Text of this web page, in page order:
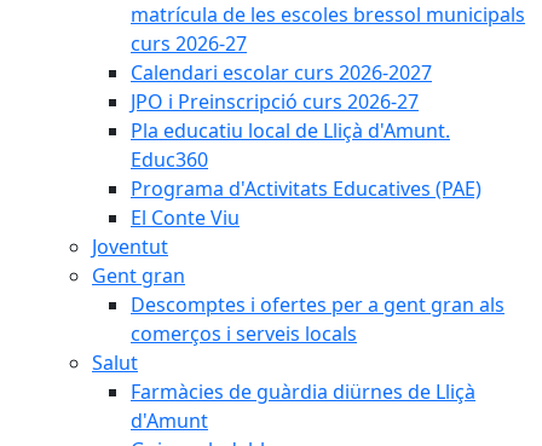
matrícula de les escoles bressol municipals
curs 2026-27
Calendari escolar curs 2026-2027
JPO i Preinscripció curs 2026-27
Pla educatiu local de Lliçà d'Amunt.
Educ360
Programa d'Activitats Educatives (PAE)
El Conte Viu
Joventut
Gent gran
Descomptes i ofertes per a gent gran als
comerços i serveis locals
Salut
Farmàcies de guàrdia diürnes de Lliçà
d'Amunt